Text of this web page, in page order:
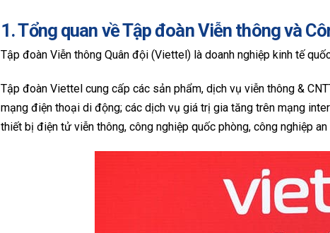
1. Tổng quan về Tập đoàn Viễn thông và
Tập đoàn Viễn thông Quân đội (Viettel) là doanh nghiệp kinh tế
Tập đoàn Viettel cung cấp các sản phẩm, dịch vụ viễn thông &
mạng điện thoại di động; các dịch vụ giá trị gia tăng trên mạng
thiết bị điện tử viễn thông, công nghiệp quốc phòng, công nghiệp